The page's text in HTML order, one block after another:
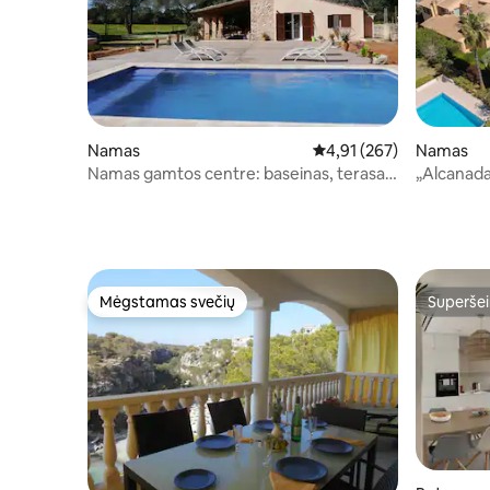
Namas Vidutinis įvertinimas:
4,91 (267)
Namas gamtos centre: baseinas, terasa
Namas
Mėgstamas svečių
Mėgstamas svečių